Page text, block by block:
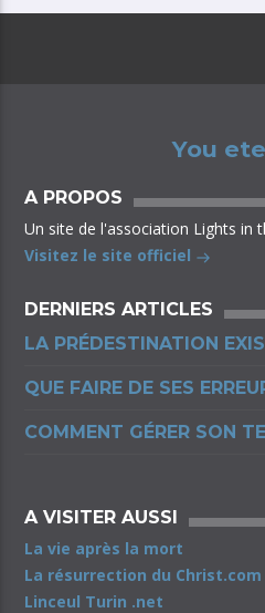
You
A PROPOS
Un site de l'association Lights in
Visitez le site officiel
DERNIERS ARTICLES
LA PRÉDESTINATION
QUE FAIRE DE SES
COMMENT GÉRER SON
A VISITER AUSSI
La vie après la mort
La résurrection du Christ.com
Linceul Turin .net